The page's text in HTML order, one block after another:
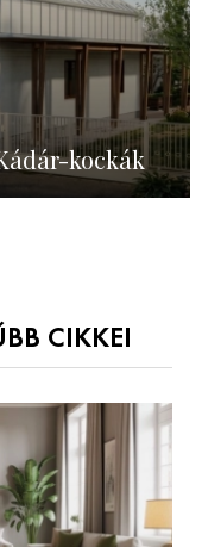
kockák
CIKKEI